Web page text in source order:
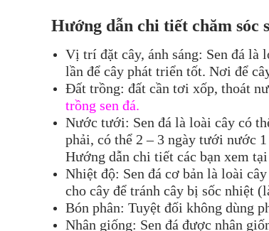
Hướng dẫn chi tiết chăm sóc
Vị trí đặt cây, ánh sáng: Sen đá là
lần để cây phát triển tốt. Nơi để
Đất trồng: đất cần tơi xốp, thoát
trồng sen đá.
Nước tưới: Sen đá là loài cây có
phải, có thể 2 – 3 ngày tưới nước
Hướng dẫn chi tiết các bạn xem
Nhiệt độ: Sen đá cơ bản là loài
cho cây để tránh cây bị sốc nhiệt
Bón phân: Tuyệt đối không dùng
Nhân giống: Sen đá được nhân